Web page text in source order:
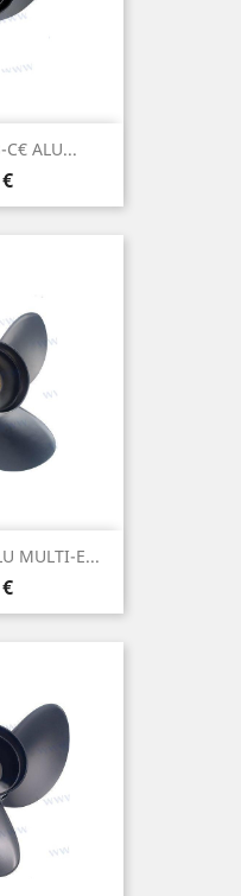
ALU...
MULTI-E...